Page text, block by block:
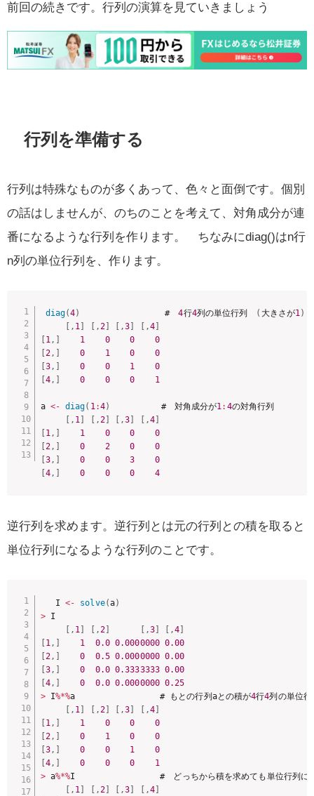
前回の続きです。行列の演算を見ていきましょう
行列を準備する
行列は特殊なものが多くあって、色々と面倒です。個別
の話はしませんが、のちのことを考えて、対角成分が連
番になるような行列を作ります。 ちなみにdiag()はn行
n列の単位行列を、作ります。
diag(4) # 4行4列の単位行列 ( 大きさが1)
, 1 ,2] ,3 ,4]
1, 1 0 0
0
2, 0 1 0
0
3, 0 0 1
0
4, 0 0 0 1
a <- diag( 1:4) #　対角成分が1: 4の対角行列
, 1 ,2] ,3 ,4]
1, 1 0 0
0
2, 0 2 0
0
3, 0 0 3
0
4, 0 0 0 4
逆行列を求めます。逆行列とは元の行列との積を取ると
単位行列になるような行列のことです。
  I
<- solve(a)
> I
[ , 1] [ ,2] [ ,3] [ ,4]
[1, ] 1 0.0 0.0000000 0.00
[2, ] 0 0.5 0.0000000 0.00
[3, ] 0 0.0 0.3333333 0.00
[4, ] 0 0.0 0.0000000 0.25
> I%*%a                 # もとの行列aとの積が4行4列の単位
[ , 1] [ ,2] [ ,3] [ ,4]
[1, ] 1 0 0
0
[2, ] 0 1 0
0
[3, ] 0 0 1
0
[4, ] 0 0 0
1
> a%*%I　　　　　　　　　　#　どっちから積を求めても単位行列に
[ , 1] [ ,2] [ ,3] [ ,4]